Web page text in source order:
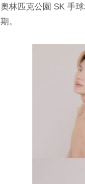
奧林匹克公園 SK 手
期。